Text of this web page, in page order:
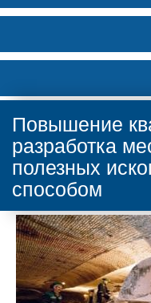
Повышение
разработка
полезных
способом